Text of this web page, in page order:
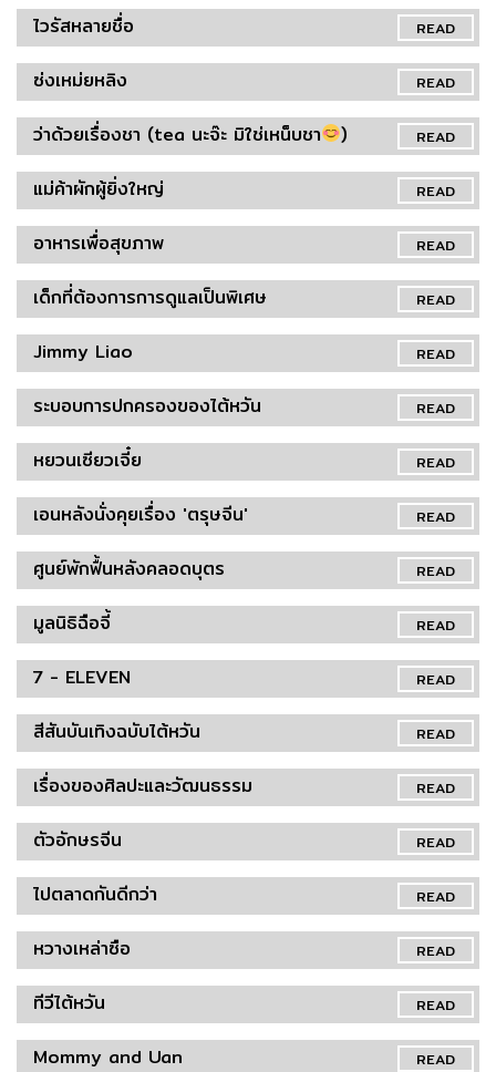
READ
ไวรัสหลายชื่อ
READ
ซ่งเหม่ยหลิง
READ
ว่าด้วยเรื่องชา (tea นะจ๊ะ มิใช่เหน็บชา )
READ
แม่ค้าผักผู้ยิ่งใหญ่
READ
อาหารเพื่อสุขภาพ
READ
เด็กที่ต้องการการดูแลเป็นพิเศษ
READ
Jimmy Liao
READ
ระบอบการปกครองของไต้หวัน
READ
หยวนเซียวเจี๋ย
READ
เอนหลังนั่งคุยเรื่อง 'ตรุษจีน'
READ
ศูนย์พักฟื้นหลังคลอดบุตร
READ
มูลนิธิฉือจี้
READ
7 - ELEVEN
READ
สีสันบันเทิงฉบับไต้หวัน
READ
เรื่องของศิลปะและวัฒนธรรม
READ
ตัวอักษรจีน
READ
ไปตลาดกันดีกว่า
READ
หวางเหล่าซือ
READ
ทีวีไต้หวัน
READ
Mommy and Uan